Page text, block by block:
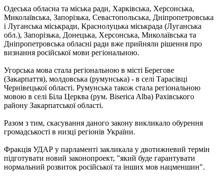
Одеська обласна та міська ради, Харківська, Херсонська,
Миколаївська, Запорізька, Севастопольська, Дніпропетровська
і Луганська міськради, Краснолуцька міськрада (Луганська
обл.), Запорізька, Донецька, Херсонська, Миколаївська та
Дніпропетровська обласні ради вже прийняли рішення про
визнання російської мови регіональною.
Угорська мова стала регіональною в місті Берегове
(Закарпаття), молдовська (румунська) - в селі Тарасівці
Чернівецької області. Румунська також стала регіональною
мовою в селі Біла Церква (рум. Biserica Alba) Рахівського
району Закарпатської області.
Разом з тим, скасування даного закону викликало обурення
громадськості в низці регіонів України.
Фракція УДАР у парламенті закликала у двотижневий термін
підготувати новий законопроект, "який буде гарантувати
нормальний розвиток російської та інших мов нацменшин".